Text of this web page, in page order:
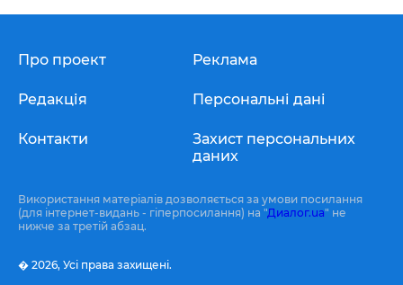
Про проект
Редакція
Контакти
Реклама
Персональні дані
Захист персональних
даних
Використання матеріалів дозволяється за умови посилання
(для інтернет-видань - гіперпосилання) на "Диалог.ua" не
нижче за третій абзац.
� 2026, Усі права захищені.